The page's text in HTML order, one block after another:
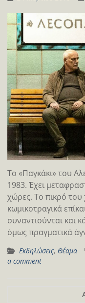
Το «Παγκάκι» του
1983. Έχει
χώρες. Το πικρό του
κωμικοτραγικά
συναντιούνται και
όμως πραγματικά
Εκδηλώσεις, Θέαμα
a comment